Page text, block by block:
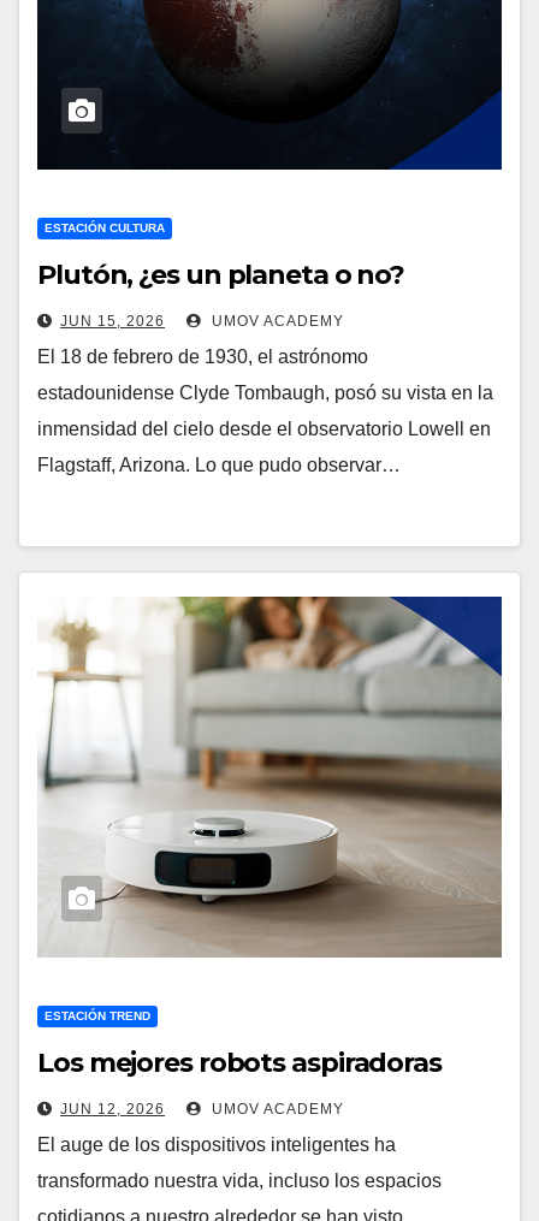
ESTACIÓN CULTURA
Plutón, ¿es un planeta o no?
JUN 15, 2026 UMOV ACADEMY
El 18 de febrero de 1930, el astrónomo
estadounidense Clyde Tombaugh, posó su vista en la
inmensidad del cielo desde el observatorio Lowell en
Flagstaff, Arizona. Lo que pudo observar…
ESTACIÓN TREND
Los mejores robots aspiradoras
JUN 12, 2026 UMOV ACADEMY
El auge de los dispositivos inteligentes ha
transformado nuestra vida, incluso los espacios
cotidianos a nuestro alrededor se han visto